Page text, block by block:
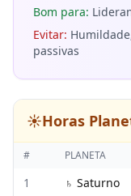
Bom para:
Evitar:
passivas
☀️Horas
# PLANETA
1 ♄ Saturno